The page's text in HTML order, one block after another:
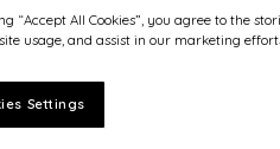
Entdecke die
Lass uns
und
“Accept All Cookies”, you agree to the
usage, and assist in our marketing
Settings